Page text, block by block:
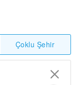
Çoklu Şehir